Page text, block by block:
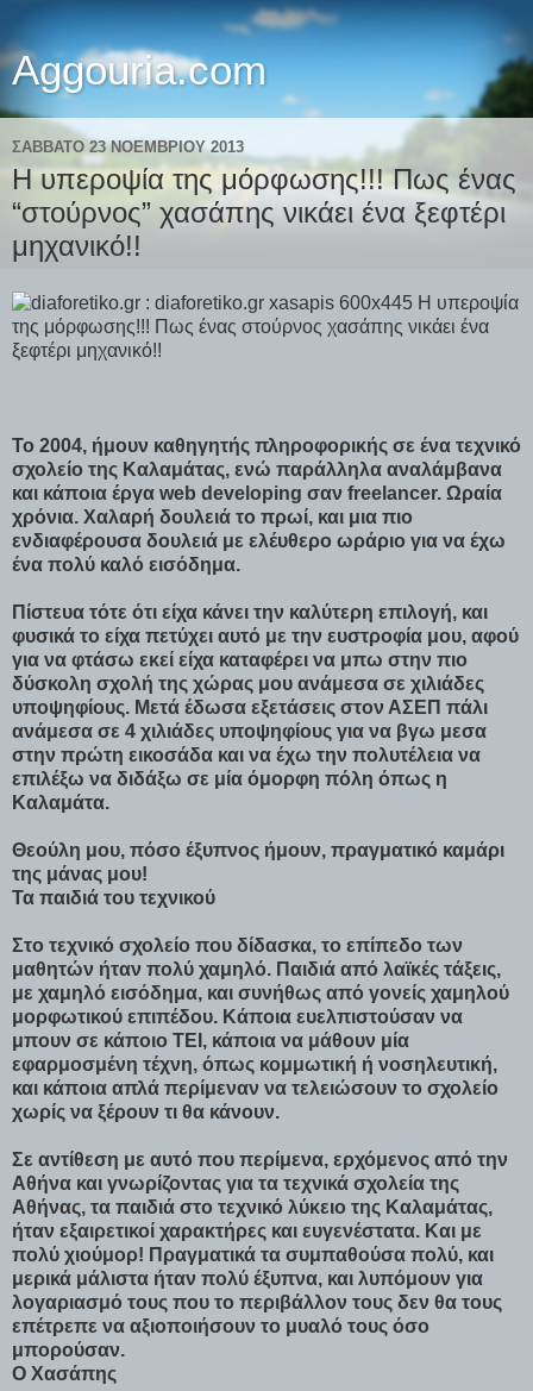
Aggouria.com
ΣΆΒΒΑΤΟ 23 ΝΟΕΜΒΡΊΟΥ 2013
Η υπεροψία της μόρφωσης!!! Πως ένας
“στούρνος” χασάπης νικάει ένα ξεφτέρι
μηχανικό!!
Το 2004, ήμουν καθηγητής πληροφορικής σε ένα τεχνικό
σχολείο της Καλαμάτας, ενώ παράλληλα αναλάμβανα
και κάποια έργα web developing σαν freelancer. Ωραία
χρόνια. Χαλαρή δουλειά το πρωί, και μια πιο
ενδιαφέρουσα δουλειά με ελέυθερο ωράριο για να έχω
ένα πολύ καλό εισόδημα.
Πίστευα τότε ότι είχα κάνει την καλύτερη επιλογή, και
φυσικά το είχα πετύχει αυτό με την ευστροφία μου, αφού
για να φτάσω εκεί είχα καταφέρει να μπω στην πιο
δύσκολη σχολή της χώρας μου ανάμεσα σε χιλιάδες
υποψηφίους. Μετά έδωσα εξετάσεις στον ΑΣΕΠ πάλι
ανάμεσα σε 4 χιλιάδες υποψηφίους για να βγω μεσα
στην πρώτη εικοσάδα και να έχω την πολυτέλεια να
επιλέξω να διδάξω σε μία όμορφη πόλη όπως η
Καλαμάτα.
Θεούλη μου, πόσο έξυπνος ήμουν, πραγματικό καμάρι
της μάνας μου!
Τα παιδιά του τεχνικού
Στο τεχνικό σχολείο που δίδασκα, το επίπεδο των
μαθητών ήταν πολύ χαμηλό. Παιδιά από λαϊκές τάξεις,
με χαμηλό εισόδημα, και συνήθως από γονείς χαμηλού
μορφωτικού επιπέδου. Κάποια ευελπιστούσαν να
μπουν σε κάποιο ΤΕΙ, κάποια να μάθουν μία
εφαρμοσμένη τέχνη, όπως κομμωτική ή νοσηλευτική,
και κάποια απλά περίμεναν να τελειώσουν το σχολείο
χωρίς να ξέρουν τι θα κάνουν.
Σε αντίθεση με αυτό που περίμενα, ερχόμενος από την
Αθήνα και γνωρίζοντας για τα τεχνικά σχολεία της
Αθήνας, τα παιδιά στο τεχνικό λύκειο της Καλαμάτας,
ήταν εξαιρετικοί χαρακτήρες και ευγενέστατα. Και με
πολύ χιούμορ! Πραγματικά τα συμπαθούσα πολύ, και
μερικά μάλιστα ήταν πολύ έξυπνα, και λυπόμουν για
λογαριασμό τους που το περιβάλλον τους δεν θα τους
επέτρεπε να αξιοποιήσουν το μυαλό τους όσο
μπορούσαν.
Ο Χασάπης